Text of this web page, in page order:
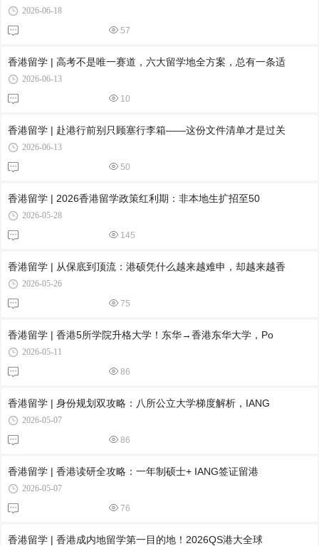
2026-06-18
57
香港留学 | 高考不是唯一赛道，六大留学地全方案，总有一条适
2026-06-13
10
香港留学 | 赴港行前别只顾塞行李箱——这份文件清单才是过关
2026-06-13
50
香港留学 | 2026香港留学政策红利期：非本地生扩招至50
2026-05-28
145
香港留学 | 从保底到顶流：港硕凭什么越来越难申，却越来越香
2026-05-26
75
香港留学 | 香港5所学院升格大学！东华→香港东华大学，Po
2026-05-11
86
香港留学 | 身份规划双攻略：八所公立大学梯度解析，IANG
2026-05-07
86
香港留学 | 香港读研全攻略：一年制硕士+ IANG签证留港
2026-05-07
76
香港留学 | 香港成内地留学第一目的地！2026QS港大全球